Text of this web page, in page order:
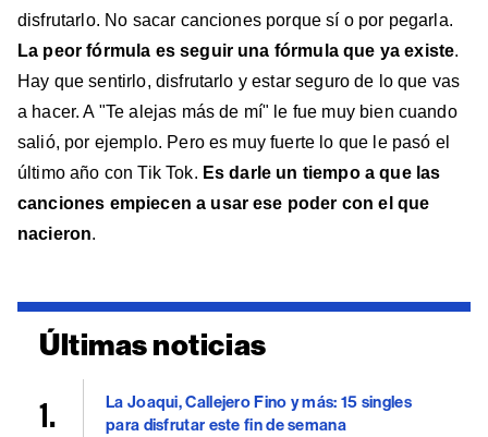
disfrutarlo. No sacar canciones porque sí o por pegarla.
La peor fórmula es seguir una fórmula que ya existe.
Hay que sentirlo, disfrutarlo y estar seguro de lo que vas
a hacer. A "Te alejas más de mí" le fue muy bien cuando
salió, por ejemplo. Pero es muy fuerte lo que le pasó el
último año con Tik Tok. Es darle un tiempo a que las
canciones empiecen a usar ese poder con el que
nacieron.
Últimas noticias
La Joaqui, Callejero Fino y más: 15 singles
para disfrutar este fin de semana